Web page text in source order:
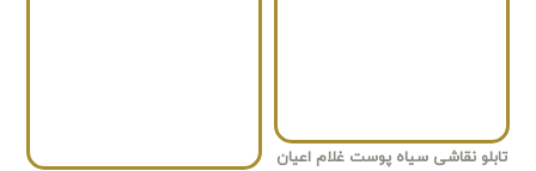
تابلو نقاشی سیاه پوست غلام اعیان